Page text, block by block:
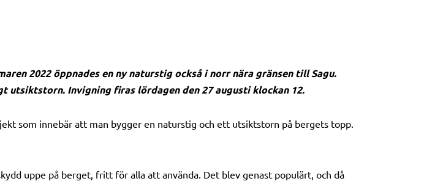
2022 öppnades en ny naturstig också i norr nära gränsen till Sagu.
utsiktstorn. Invigning firas lördagen den 27 augusti klockan 12.
som innebär att man bygger en naturstig och ett utsiktstorn på bergets topp.
uppe på berget, fritt för alla att använda. Det blev genast populärt, och då